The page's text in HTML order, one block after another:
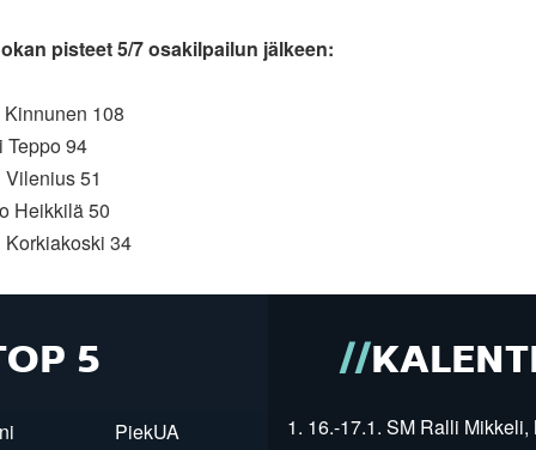
pisteet 5/7 osakilpailun jälkeen:
108
Teppo 94
Vilenius 51
Heikkilä 50
Korkiakoski 34
5
PiekUA
1. 16.-17.1. SM Ralli Mikkeli,